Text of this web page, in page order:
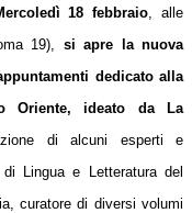
18 febbraio , alle
19), si apre la nuova
dedicato alla
Oriente, ideato da La
di alcuni esperti e
Lingua e Letteratura del
curatore di diversi volumi